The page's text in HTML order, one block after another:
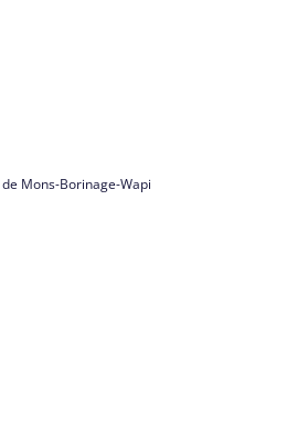
Mons-Borinage-Wapi